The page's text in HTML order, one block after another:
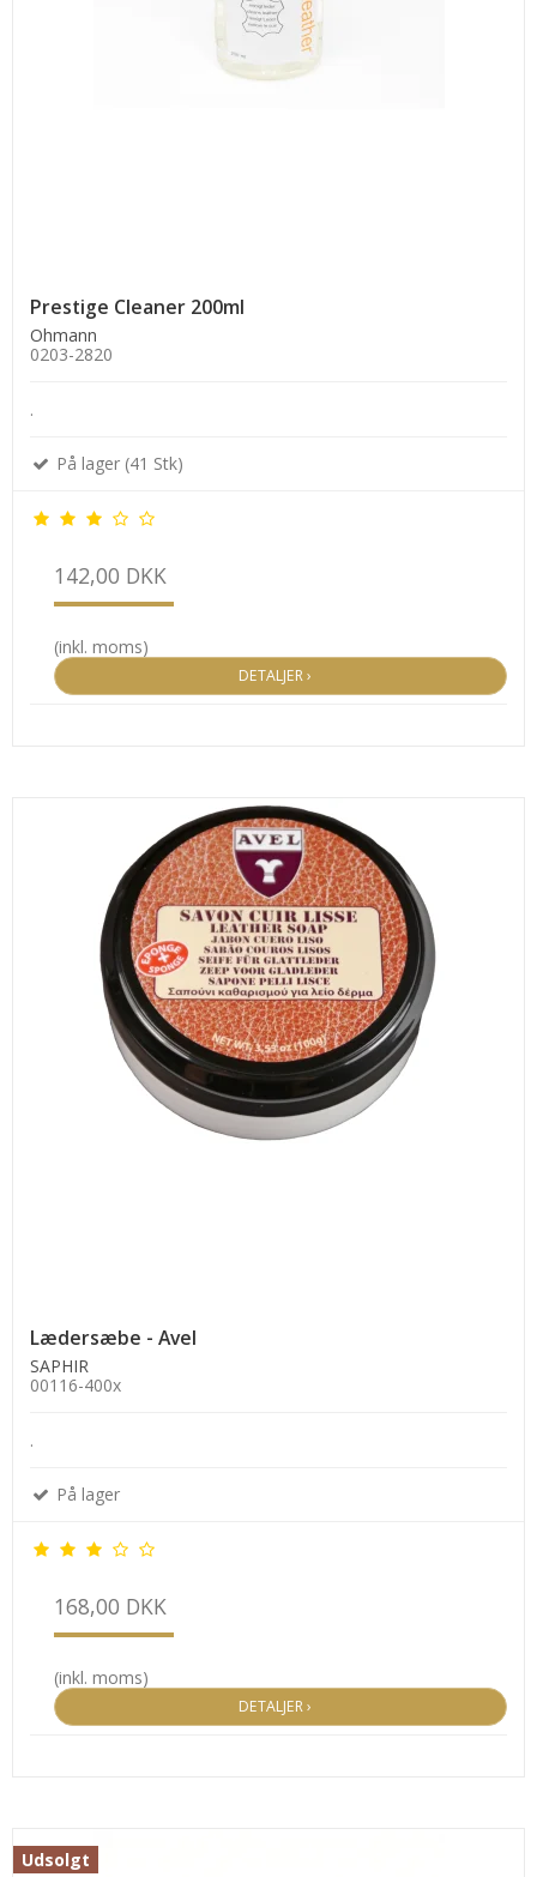
Prestige Cleaner 200ml
Ohmann
0203-2820
.
På lager (41 Stk)
142,00 DKK
(inkl. moms)
DETALJER ›
Lædersæbe - Avel
SAPHIR
00116-400x
.
På lager
168,00 DKK
(inkl. moms)
DETALJER ›
Udsolgt